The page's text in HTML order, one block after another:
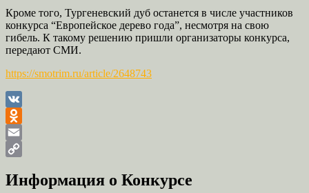
Кроме того, Тургеневский дуб останется в числе участников
конкурса “Европейское дерево года”, несмотря на свою
гибель. К такому решению пришли организаторы конкурса,
передают СМИ.
https://smotrim.ru/article/2648743
VK
Odnoklassniki
Email
Link
Информация о Конкурсе